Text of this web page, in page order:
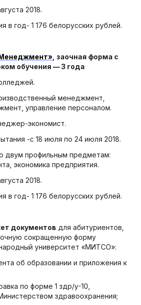
2018.
в год- 1 176 белорусских рублей.
, заочная форма с
обучения — 3 года
менеджмент,
управление персоналом.
экономист.
-с 18 июля по 24 июля 2018.
двум профильным предметам:
экономика предприятия.
2018.
в год- 1 176 белорусских рублей.
документов для абитуриентов,
сокращенную форму
университет «МИТСО»:
об образовании и приложения к
по форме 1 здр/у-10,
здравоохранения;